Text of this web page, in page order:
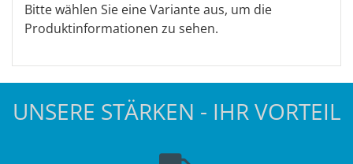
Bitte wählen Sie eine Variante aus, um die
Produktinformationen zu sehen.
UNSERE STÄRKEN - IHR VORTEIL